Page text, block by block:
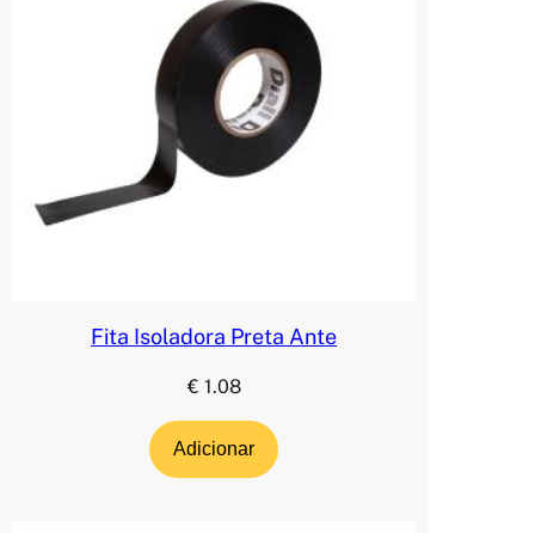
Fita Isoladora Preta Ante
€ 1.08
Adicionar